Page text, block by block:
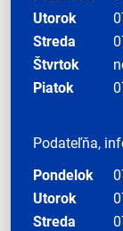
Utorok
Streda
Štvrtok
Piatok
Podateľňa,
Pondelok
Utorok
Streda